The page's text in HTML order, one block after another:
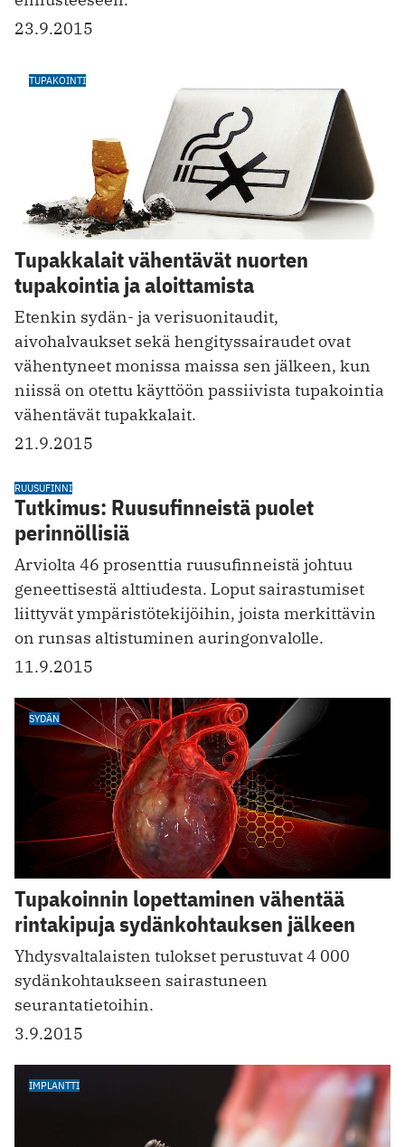
23.9.2015
TUPAKOINTI
Tupakkalait vähentävät nuorten
tupakointia ja aloittamista
Etenkin sydän- ja verisuonitaudit,
aivohalvaukset sekä hengityssairaudet ovat
vähentyneet monissa maissa sen jälkeen, kun
niissä on otettu käyttöön passiivista tupakointia
vähentävät tupakkalait.
21.9.2015
RUUSUFINNI
Tutkimus: Ruusufinneistä puolet
perinnöllisiä
Arviolta 46 prosenttia ruusufinneistä johtuu
geneettisestä alttiudesta. Loput sairastumiset
liittyvät ympäristötekijöihin, joista merkittävin
on runsas altistuminen auringonvalolle.
11.9.2015
SYDÄN
Tupakoinnin lopettaminen vähentää
rintakipuja sydänkohtauksen jälkeen
Yhdysvaltalaisten tulokset perustuvat 4 000
sydänkohtaukseen sairastuneen
seurantatietoihin.
3.9.2015
IMPLANTTI